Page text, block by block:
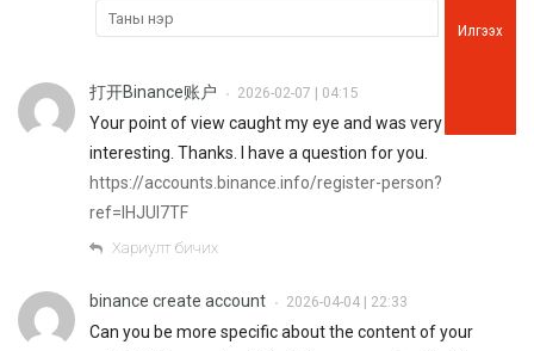
Илгээх
打开Binance账户 • 2026-02-07 | 04:15
Your point of view caught my eye and was very
interesting. Thanks. I have a question for you.
https://accounts.binance.info/register-person?
ref=IHJUI7TF
Хариулт бичих
binance create account • 2026-04-04 | 22:33
Can you be more specific about the content of your